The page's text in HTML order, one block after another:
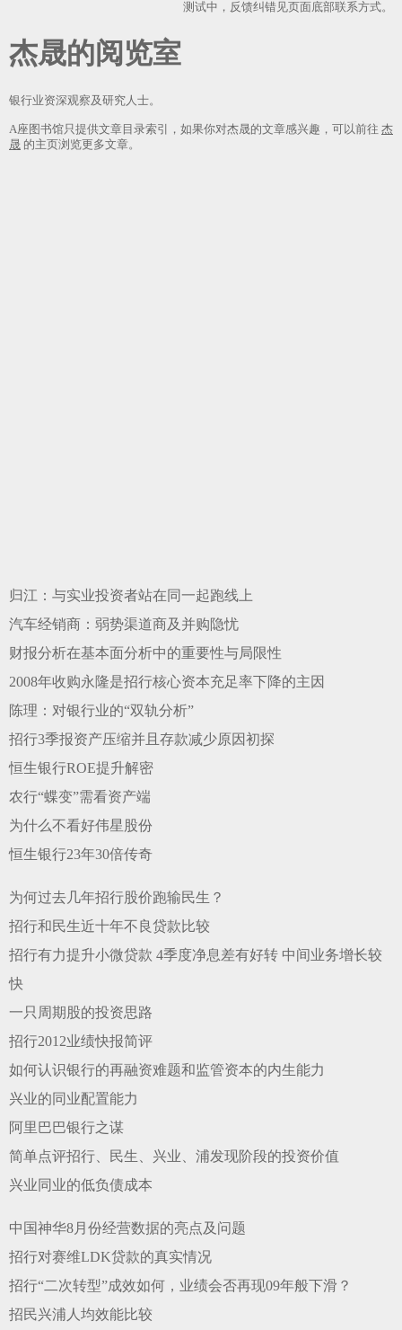
测试中，反馈纠错见页面底部联系方式。
杰晟
银行业资深观察及研究人士。
A座图书馆只提供文章目录索引，如果你对杰晟的文章感兴趣，可以前往 杰
晟 的主页浏览更多文章。
归江：与实业投资者站在同一起跑线上
汽车经销商：弱势渠道商及并购隐忧
财报分析在基本面分析中的重要性与局限性
2008年收购永隆是招行核心资本充足率下降的主因
陈理：对银行业的“双轨分析”
招行3季报资产压缩并且存款减少原因初探
恒生银行ROE提升解密
农行“蝶变”需看资产端
为什么不看好伟星股份
恒生银行23年30倍传奇
为何过去几年招行股价跑输民生？
招行和民生近十年不良贷款比较
招行有力提升小微贷款 4季度净息差有好转 中间业务增长较
快
一只周期股的投资思路
招行2012业绩快报简评
如何认识银行的再融资难题和监管资本的内生能力
兴业的同业配置能力
阿里巴巴银行之谋
简单点评招行、民生、兴业、浦发现阶段的投资价值
兴业同业的低负债成本
中国神华8月份经营数据的亮点及问题
招行对赛维LDK贷款的真实情况
招行“二次转型”成效如何，业绩会否再现09年般下滑？
招民兴浦人均效能比较